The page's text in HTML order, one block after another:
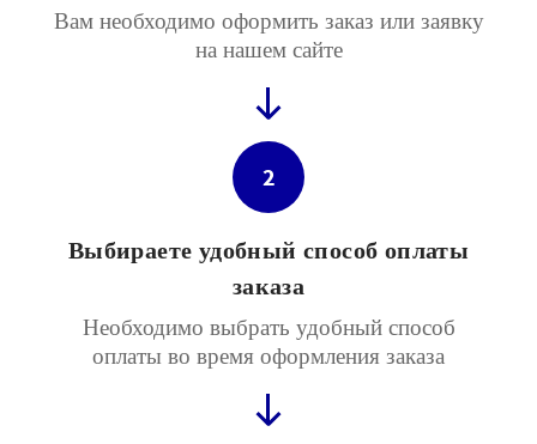
Вам необходимо оформить заказ или заявку
на нашем сайте
2
Выбираете удобный способ оплаты
заказа
Необходимо выбрать удобный способ
оплаты во время оформления заказа